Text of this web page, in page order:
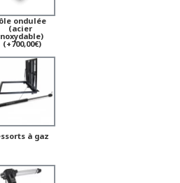
ondulée
(acier
(+700,00€)
à gaz